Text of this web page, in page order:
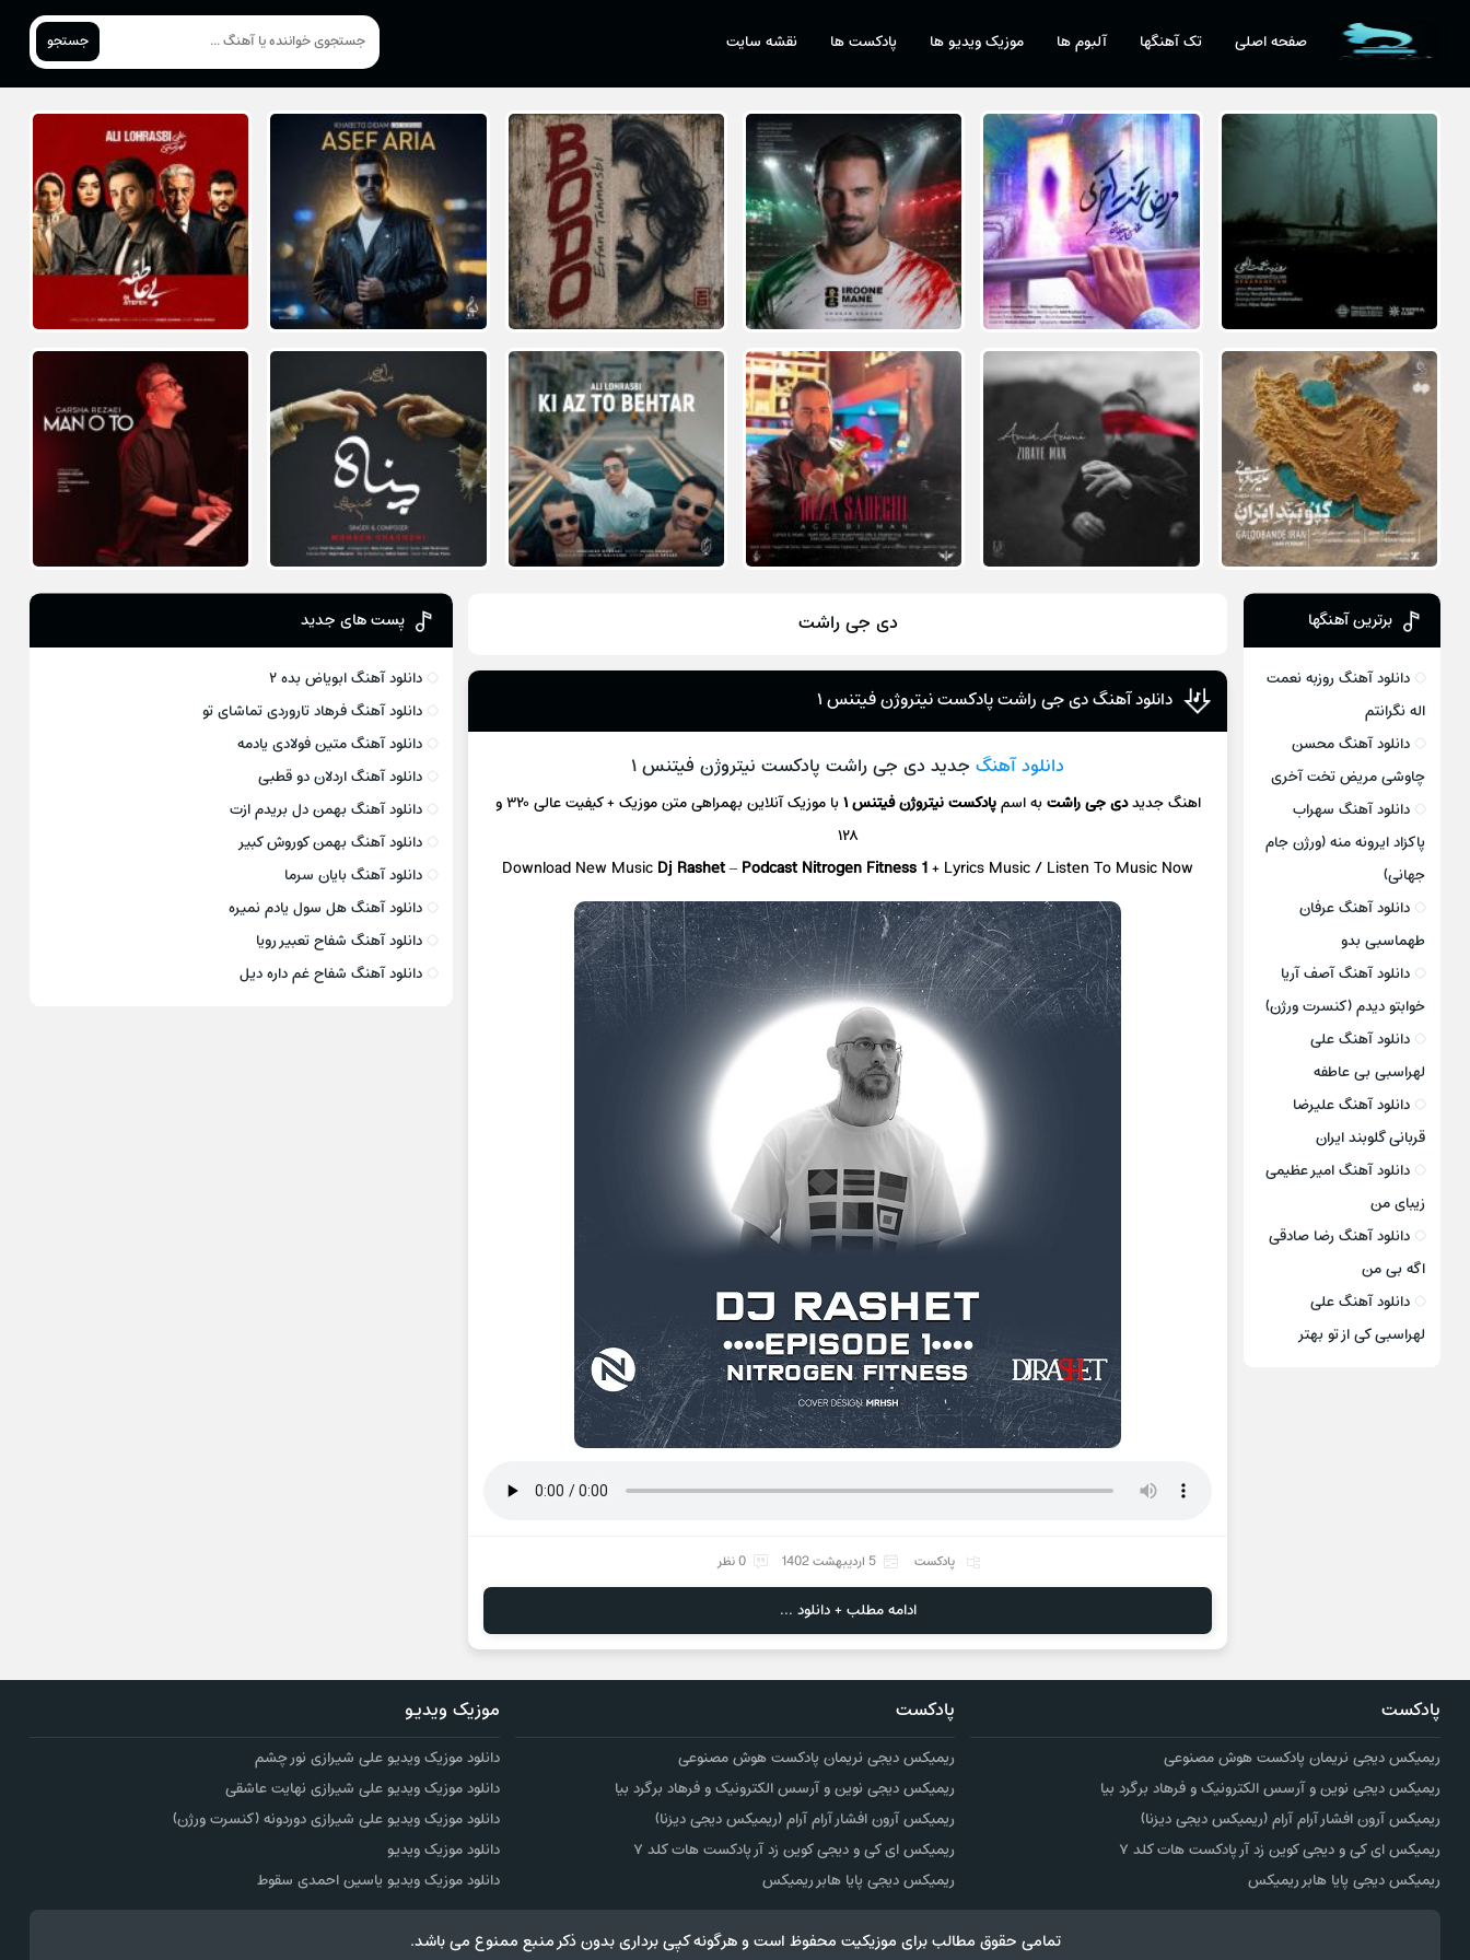
صفحه اصلی تک آهنگها آلبوم ها موزیک ویدیو ها پادکست ها نقشه سایت جستجو
دی جی راشت
دانلود آهنگ دی جی راشت پادکست نیتروژن فیتنس ۱
دانلود آهنگجدید دی جی راشت پادکست نیتروژن فیتنس ۱
اهنگ جدیددی جی راشتبه اسمپادکست نیتروژن فیتنس ۱ با موزیک آنلاین
بهمراهی متن موزیک + کیفیت عالی ۳۲۰ و
۱۲۸
Download New Music Dj Rashet– Podcast Nitrogen Fitness 1+ Lyrics Music / Listen To Music Now
پادکست 5 اردیبهشت 1402 0 نظر
ادامه مطلب + دانلود ...
برترین آهنگها
دانلود آهنگ روزبه نعمت
اله نگرانتم
دانلود آهنگ محسن
چاوشی مریض تخت آخری
دانلود آهنگ سهراب
پاکزاد ایرونه منه (ورژن جام
جهانی)
دانلود آهنگ عرفان
طهماسبی بدو
دانلود آهنگ آصف آریا
خوابتو دیدم (کنسرت ورژن)
دانلود آهنگ علی
لهراسبی بی عاطفه
دانلود آهنگ علیرضا
قربانی گلوبند ایران
دانلود آهنگ امیر عظیمی
زیبای من
دانلود آهنگ رضا صادقی
اگه بی من
دانلود آهنگ علی
لهراسبی کی از تو ‌بهتر
پست های جدید
دانلود آهنگ ابویاض بده ۲
دانلود آهنگ فرهاد تاروردی تماشای تو
دانلود آهنگ متین فولادی یادمه
دانلود آهنگ اردلان دو قطبی
دانلود آهنگ بهمن دل بریدم ازت
دانلود آهنگ بهمن کوروش کبیر
دانلود آهنگ بایان سرما
دانلود آهنگ هل سول یادم نمیره
دانلود آهنگ شفاح تعبیر رویا
دانلود آهنگ شفاح غم داره دیل
پادکست
ریمیکس دیجی نریمان پادکست هوش مصنوعی
ریمیکس دیجی نوین و آرسس الکترونیک و فرهاد برگرد بیا
ریمیکس آرون افشار آرام آرام (ریمیکس دیجی دیزنا)
ریمیکس ای کی و دیجی کوین زد آر پادکست هات کلد ۷
ریمیکس دیجی پایا هابر ریمیکس
پادکست
ریمیکس دیجی نریمان پادکست هوش مصنوعی
ریمیکس دیجی نوین و آرسس الکترونیک و فرهاد برگرد بیا
ریمیکس آرون افشار آرام آرام (ریمیکس دیجی دیزنا)
ریمیکس ای کی و دیجی کوین زد آر پادکست هات کلد ۷
ریمیکس دیجی پایا هابر ریمیکس
موزیک ویدیو
دانلود موزیک ویدیو علی شیرازی نور چشم
دانلود موزیک ویدیو علی شیرازی نهایت عاشقی
دانلود موزیک ویدیو علی شیرازی دوردونه (کنسرت ورژن)
دانلود موزیک ویدیو
دانلود موزیک ویدیو یاسین احمدی سقوط
تمامی حقوق مطالب برای موزیکیت محفوظ است و هرگونه کپی برداری بدون ذکر منبع ممنوع می باشد.